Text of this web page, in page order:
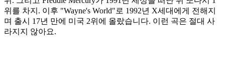
위를 차지. 이후 "Wayne's World"로 1992년 X세대에게 전해지
며 출시 17년 만에 미국 2위에 올랐습니다. 이런 곡은 절대 사
라지지 않아요.